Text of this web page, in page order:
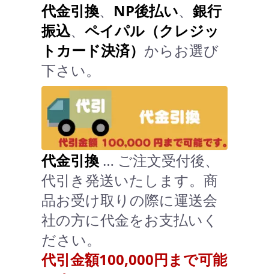
代金引換、 NP後払い、 銀行
振込、 ペイパル（クレジッ
トカード決済） からお選び
下さい。
代金引換 … ご注文受付後、
代引き発送いたします。商
品お受け取りの際に運送会
社の方に代金をお支払いく
ださい。
代引金額100,000円まで可能